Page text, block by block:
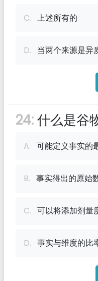
C. 上述所有的
D. 当两个来源是异
24:什么是谷
A. 可能定义事实的
B. 事实得出的原始
C. 可以将添加剂量
D. 事实与维度的比